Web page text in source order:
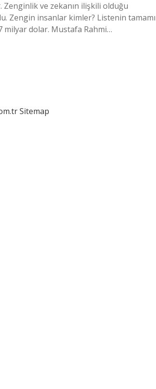
ve zekanın ilişkili olduğu
Zengin insanlar kimler? Listenin tamamı
milyar dolar. Mustafa Rahmi…
Sitemap